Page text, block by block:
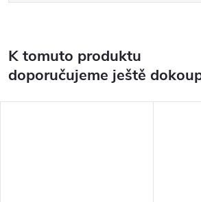
K tomuto produktu
doporučujeme ještě